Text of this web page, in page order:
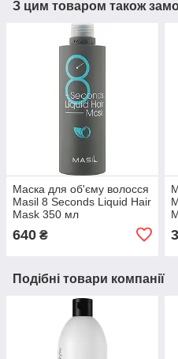
З цим товаром також
Маска для об'єму волосся
Masil 8 Seconds Liquid Hair
Mask 350 мл
640 ₴
Подібні товари компанії